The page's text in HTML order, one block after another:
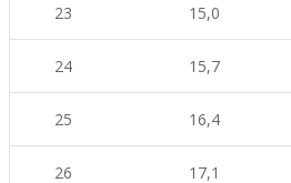
23 15,0
24 15,7
25 16,4
26 17,1